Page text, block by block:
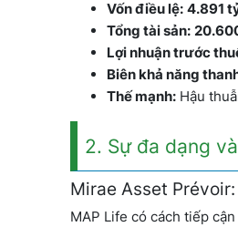
Vốn điều lệ: 4.891
Tổng tài sản:
Lợi nhuận trước
Biên khả năng
Thế mạnh: Hậu
2. Sự đa dạng
Mirae Asset
MAP Life có cách tiếp